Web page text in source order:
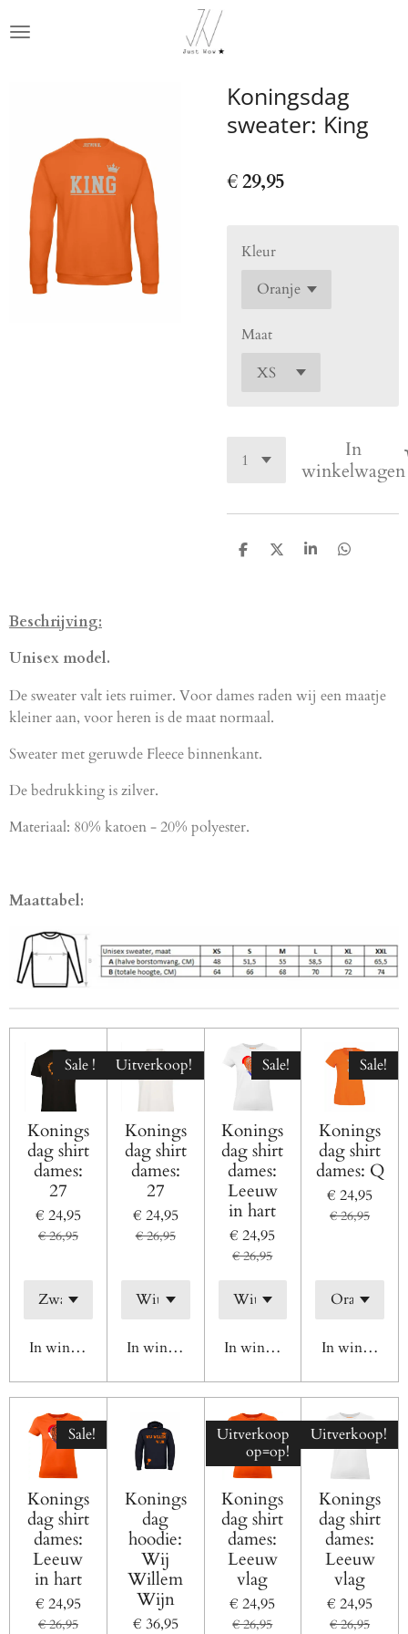
direct
Koningsdag
sweater: King
€ 29,95
Kleur
Maat
In
winkelwagen
D
D
S
D
Beschrijving:
Unisex model.
De sweater valt iets ruimer. Voor dames raden wij een maatje
kleiner aan, voor heren is de maat normaal.
Sweater met geruwde Fleece binnenkant.
De bedrukking is zilver.
Materiaal: 80% katoen - 20% polyester.
Maattabel:
Sale !
Konings
dag shirt
dames:
27
€ 24,95
€ 26,95
In winkelwagen
Uitverkoop!
Konings
dag shirt
dames:
27
€ 24,95
€ 26,95
In winkelwagen
Sale!
Konings
dag shirt
dames:
Leeuw
in hart
€ 24,95
€ 26,95
In winkelwagen
Sale!
Konings
dag shirt
dames: Q
€ 24,95
€ 26,95
In
Sale!
Konings
dag shirt
dames:
Leeuw
in hart
€ 24,95
€ 26,95
Konings
dag
hoodie:
Wij
Willem
Wijn
€ 36,95
Uitverkoop
op=op!
Konings
dag shirt
dames:
Leeuw
vlag
€ 24,95
€ 26,95
Uitverkoop!
Konings
dag shirt
dames:
Leeuw
vlag
€ 24,95
€ 26,95